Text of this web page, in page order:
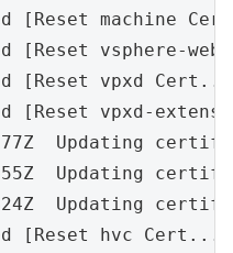
[Reset machine
[Reset vsphere-
[Reset vpxd
[Reset vpxd-
Updating
Updating
Updating
[Reset hvc